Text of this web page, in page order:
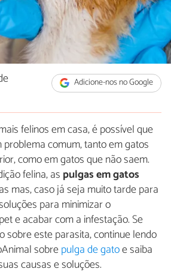
Adicione-nos no Google
felinos em casa, é possível que
comum, tanto em gatos
como em gatos que não saem.
felina, as pulgas em gatos
mas, caso já seja muito tarde para
para minimizar o
e acabar com a infestação. Se
sobre este parasita, continue lendo
sobrepulga de gatoe saiba
causas e soluções.